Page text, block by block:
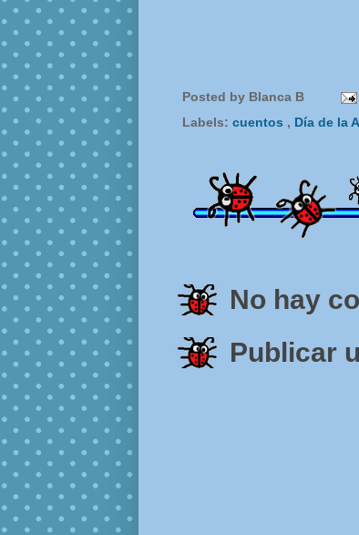
Posted by Blanca B
Labels: cuentos , Día de la
No hay
Publicar